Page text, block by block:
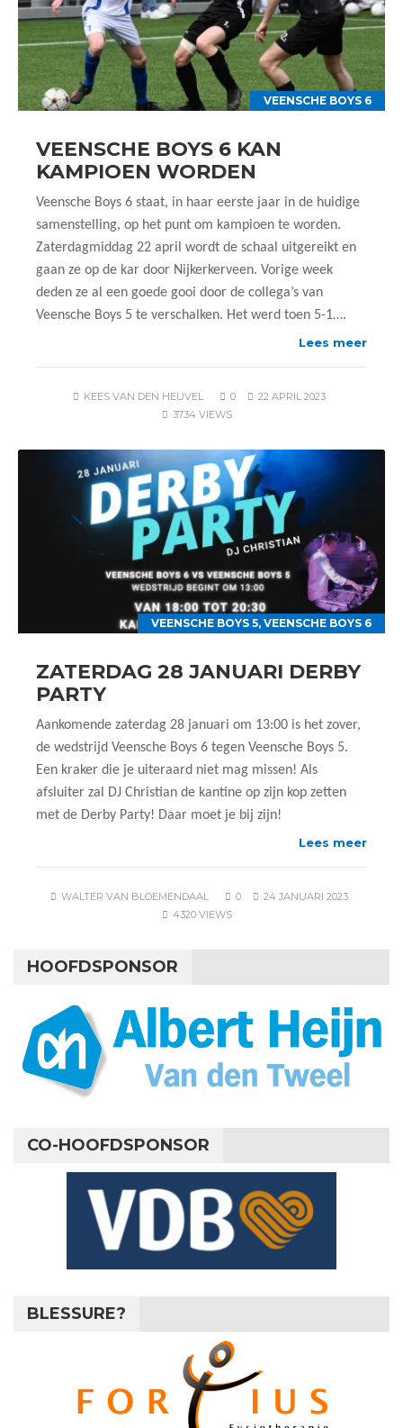
VEENSCHE BOYS 6
VEENSCHE BOYS 6 KAN
KAMPIOEN WORDEN
Veensche Boys 6 staat, in haar eerste jaar in de huidige
samenstelling, op het punt om kampioen te worden.
Zaterdagmiddag 22 april wordt de schaal uitgereikt en
gaan ze op de kar door Nijkerkerveen. Vorige week
deden ze al een goede gooi door de collega’s van
Veensche Boys 5 te verschalken. Het werd toen 5-1….
Lees meer
KEES VAN DEN HEUVEL 0
22 APRIL 2023
3734 VIEWS
VEENSCHE BOYS 5, VEENSCHE BOYS 6
ZATERDAG 28 JANUARI DERBY
PARTY
Aankomende zaterdag 28 januari om 13:00 is het zover,
de wedstrijd Veensche Boys 6 tegen Veensche Boys 5.
Een kraker die je uiteraard niet mag missen! Als
afsluiter zal DJ Christian de kantine op zijn kop zetten
met de Derby Party! Daar moet je bij zijn!
Lees meer
WALTER VAN BLOEMENDAAL 0
24 JANUARI 2023
4320 VIEWS
HOOFDSPONSOR
CO-HOOFDSPONSOR
BLESSURE?